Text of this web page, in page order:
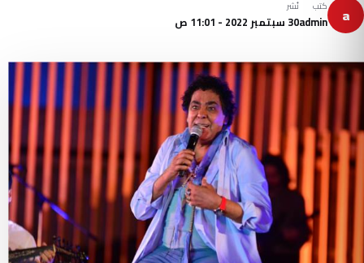
a كتب
admin
نُشر
30 سبتمبر 2022 - 11:01 ص